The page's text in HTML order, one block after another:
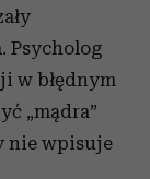
Psycholog
w błędnym
„mądra”
nie wpisuje